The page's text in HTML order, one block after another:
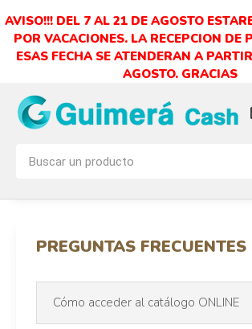
AVISO!!! DEL 7 AL 21 DE AGOSTO
POR VACACIONES. LA RECEPCION DE
ESAS FECHA SE ATENDERAN A
AGOSTO. GRACIAS
PREGUNTAS FRECUENTES
Cómo acceder al catálogo ONLINE